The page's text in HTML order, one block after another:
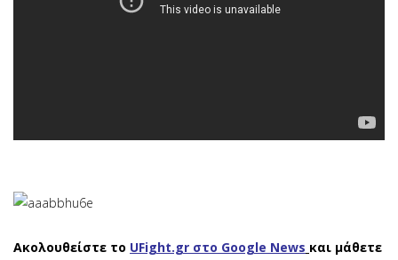
Ακολουθείστε το UFight.gr στο Google News και μάθετε